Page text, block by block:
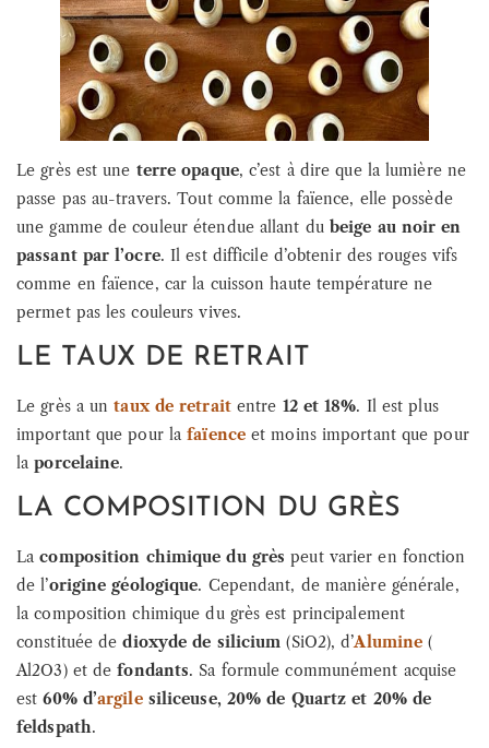
Le grès est une terre opaque, c’est à dire que la lumière ne
passe pas au-travers. Tout comme la faïence, elle possède
une gamme de couleur étendue allant du beige au noir en
passant par l’ocre. Il est difficile d’obtenir des rouges vifs
comme en faïence, car la cuisson haute température ne
permet pas les couleurs vives.
LE TAUX DE RETRAIT
Le grès a untaux de retrait entre 12 et 18%. Il est plus
important que pour lafaïence et moins important que pour
laporcelaine.
LA COMPOSITION DU GRÈS
Lacomposition chimique du grès peut varier en fonction
de l’origine géologique. Cependant, de manière générale,
la composition chimique du grès est principalement
constituée dedioxyde de silicium (SiO2), d’Alumine (
Al2O3) et defondants. Sa formule communément acquise
est60% d’argilesiliceuse, 20% de Quartz et 20% de
feldspath.